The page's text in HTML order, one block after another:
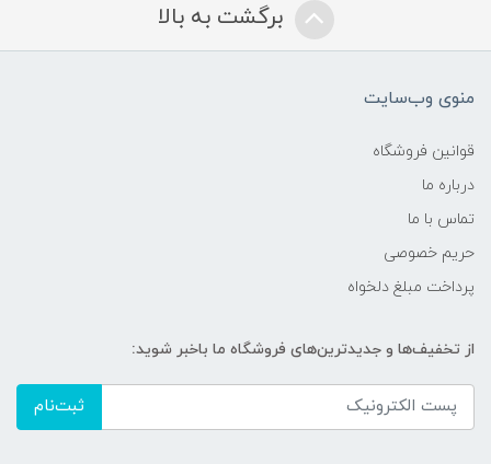
برگشت به بالا
منوی وب‌سایت
قوانین فروشگاه
درباره ما
تماس با ما
حریم خصوصی
پرداخت مبلغ دلخواه
از تخفیف‌ها و جدیدترین‌های فروشگاه ما باخبر شوید:
ثبت‌نام